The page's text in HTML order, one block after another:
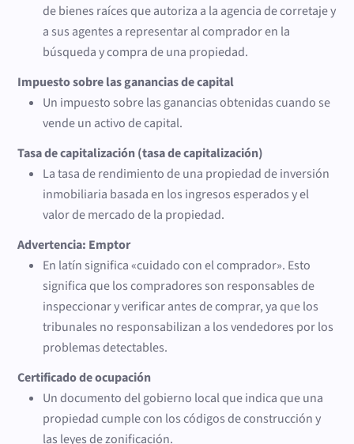
de bienes raíces que autoriza a la agencia de corretaje y
a sus agentes a representar al comprador en la
búsqueda y compra de una propiedad.
Impuesto sobre las ganancias de capital
Un impuesto sobre las ganancias obtenidas cuando se
vende un activo de capital.
Tasa de capitalización (tasa de capitalización)
La tasa de rendimiento de una propiedad de inversión
inmobiliaria basada en los ingresos esperados y el
valor de mercado de la propiedad.
Advertencia: Emptor
En latín significa «cuidado con el comprador». Esto
significa que los compradores son responsables de
inspeccionar y verificar antes de comprar, ya que los
tribunales no responsabilizan a los vendedores por los
problemas detectables.
Certificado de ocupación
Un documento del gobierno local que indica que una
propiedad cumple con los códigos de construcción y
las leyes de zonificación.